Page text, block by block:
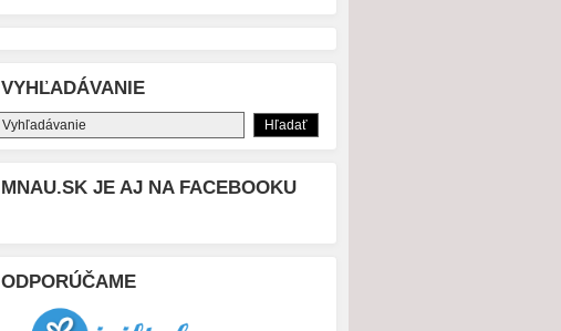
VYHĽADÁVANIE
MNAU.SK JE AJ NA FACEBOOKU
ODPORÚČAME